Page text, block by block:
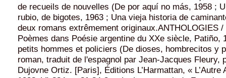
de recueils de nouvelles (De por aquí no más, 1958 ;
rubio, de bigotes, 1963 ; Una vieja historia de
deux romans extrêmement originaux.ANTHOLOGIES
Poèmes dans Poésie argentine du XXe siècle,
petits hommes et policiers (De dioses, hombrecitos y
roman, traduit de l'espagnol par Jean-Jacques Fleury,
Dujovne Ortiz. [Paris], Éditions L’Harmattan, « L’Autre